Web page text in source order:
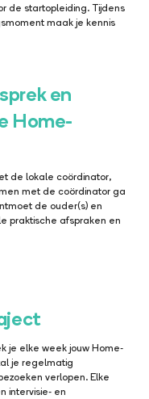
de startopleiding. Tijdens
maak je kennis
en
Home-
de lokale coördinator,
met de coördinator ga
de ouder(s) en
praktische afspraken en
je elke week jouw Home-
je regelmatig
verlopen. Elke
intervisie- en